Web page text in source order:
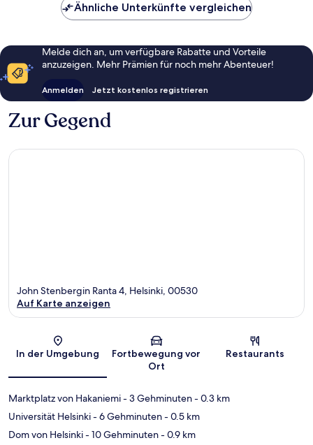
Ähnliche Unterkünfte vergleichen
Melde dich an, um verfügbare Rabatte und Vorteile
anzuzeigen. Mehr Prämien für noch mehr Abenteuer!
Anmelden Jetzt kostenlos registrieren
Zur Gegend
Karte
John Stenbergin Ranta 4, Helsinki, 00530
Auf Karte anzeigen
In der Umgebung
Fortbewegung vor
Ort
Restaurants
Marktplatz von Hakaniemi- 3 Gehminuten- 0.3 km
Universität Helsinki- 6 Gehminuten- 0.5 km
Dom von Helsinki- 10 Gehminuten- 0.9 km